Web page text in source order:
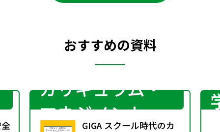
おすすめの資料
カリキュラム・
マネジメント
GIGA スクール時代のカ